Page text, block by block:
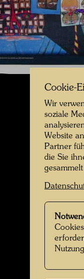
Cookie-
Wir
soziale
Website
Partner
die Sie